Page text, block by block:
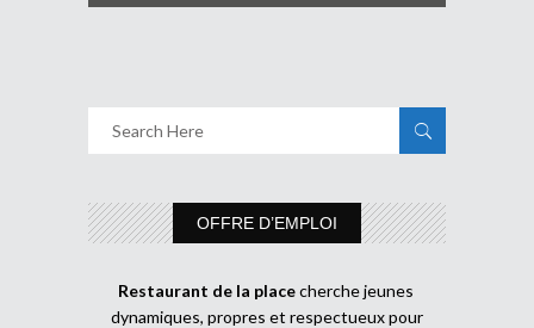
OFFRE D’EMPLOI
Restaurant de la placecherche jeunes
dynamiques, propres et respectueux pour